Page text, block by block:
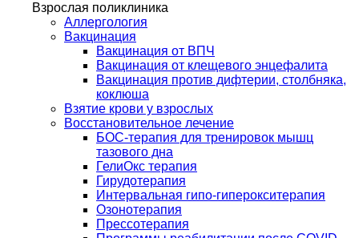
Взрослая поликлиника
Аллергология
Вакцинация
Вакцинация от ВПЧ
Вакцинация от клещевого энцефалита
Вакцинация против дифтерии, столбняка,
коклюша
Взятие крови у взрослых
Восстановительное лечение
БОС-терапия для тренировок мышц
тазового дна
ГелиОкс терапия
Гирудотерапия
Интервальная гипо-гиперокситерапия
Озонотерапия
Прессотерапия